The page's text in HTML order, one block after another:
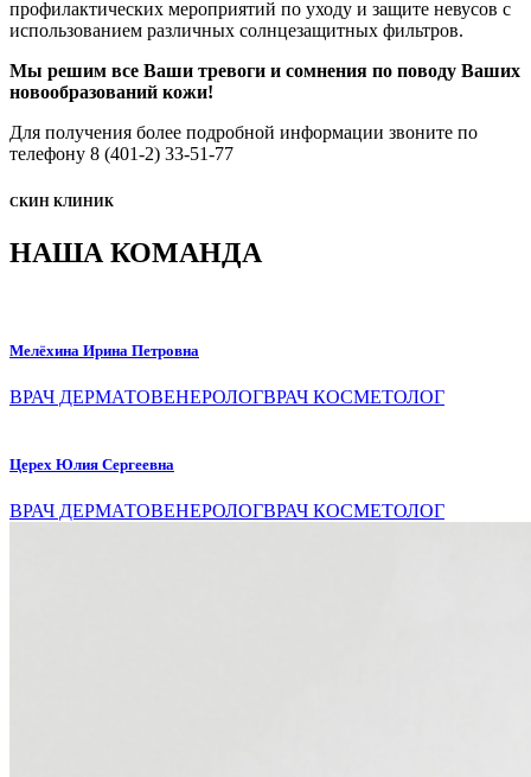
профилактических мероприятий по уходу и защите невусов с
использованием различных солнцезащитных фильтров.
Мы решим все Ваши тревоги и сомнения по поводу Ваших
новообразований кожи!
Для получения более подробной информации звоните по
телефону 8 (401-2) 33-51-77
СКИН КЛИНИК
НАША КОМАНДА
Мелёхина Ирина Петровна
ВРАЧ ДЕРМАТОВЕНЕРОЛОГВРАЧ КОСМЕТОЛОГ
Церех Юлия Сергеевна
ВРАЧ ДЕРМАТОВЕНЕРОЛОГВРАЧ КОСМЕТОЛОГ